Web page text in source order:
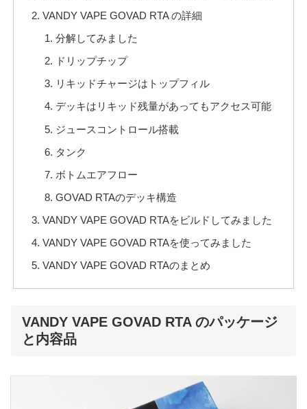
VANDY VAPE GOVAD RTA の詳細
分解してみました
ドリップチップ
リキッドチャージはトップフィル
デッキはリキッド残量があってもアクセス可能
ジュースコントロール搭載
タンク
ボトムエアフロー
GOVAD RTAのデッキ構造
VANDY VAPE GOVAD RTAをビルドしてみました
VANDY VAPE GOVAD RTAを使ってみました
VANDY VAPE GOVAD RTAのまとめ
VANDY VAPE GOVAD RTA のパッケージ
と内容品